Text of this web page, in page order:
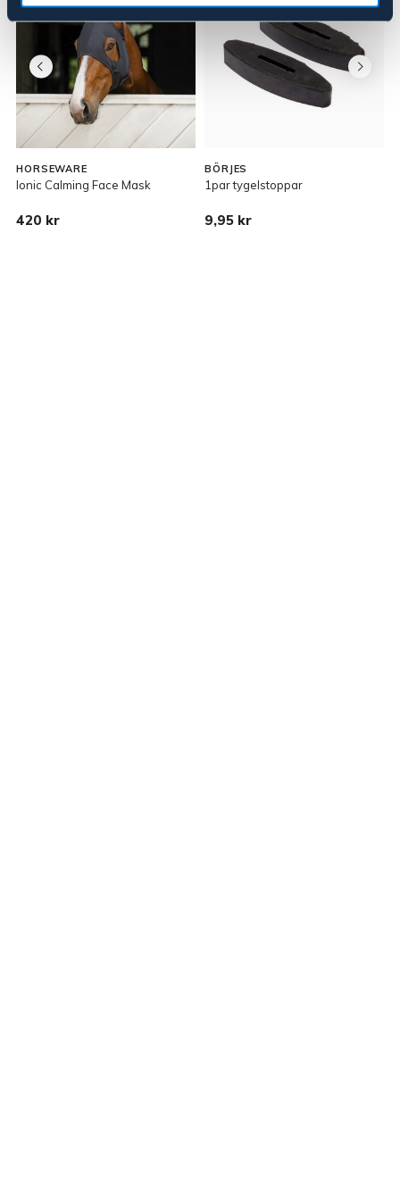
HORSEWARE
Ionic Calming Face Mask
420 kr
BÖRJES
1par tygelstoppar
9,95 kr